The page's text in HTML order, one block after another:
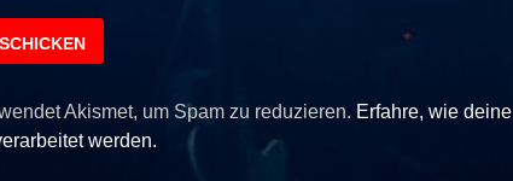
Akismet, um Spam zu reduzieren. Erfahre, wie deine
werden.